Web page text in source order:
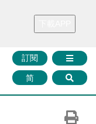
財華證券 媒體矩陣
訂閱
简